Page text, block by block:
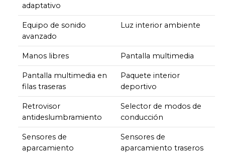
adaptativo
Equipo de sonido
avanzado
Luz interior ambiente
Manos libres Pantalla multimedia
Pantalla multimedia en
filas traseras
Paquete interior
deportivo
Retrovisor
antideslumbramiento
Selector de modos de
conducción
Sensores de
aparcamiento
Sensores de
aparcamiento traseros